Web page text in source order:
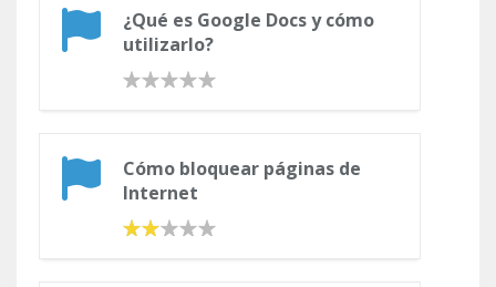
¿Qué es Google Docs y cómo
utilizarlo?
Cómo bloquear páginas de
Internet